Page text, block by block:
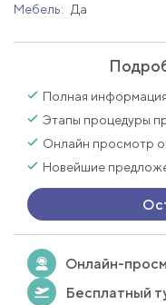
Мебель:
Да
Полная
Этапы процедуры
Онлайн просмотр
Новейшие
Онлайн-
Бесплатный